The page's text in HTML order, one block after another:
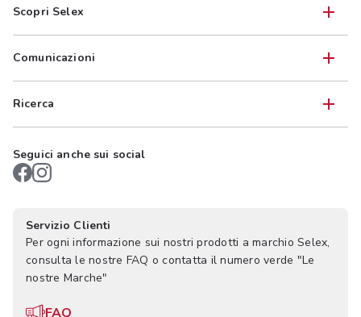
Scopri Selex
Comunicazioni
Ricerca
Seguici anche sui social
Servizio Clienti
Per ogni informazione sui nostri prodotti a marchio Selex,
consulta le nostre FAQ o contatta il numero verde "Le
nostre Marche"
FAQ